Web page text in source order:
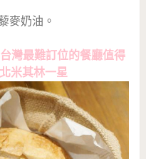
麥奶油。
灣最難訂位的餐廳值得
米其林一星